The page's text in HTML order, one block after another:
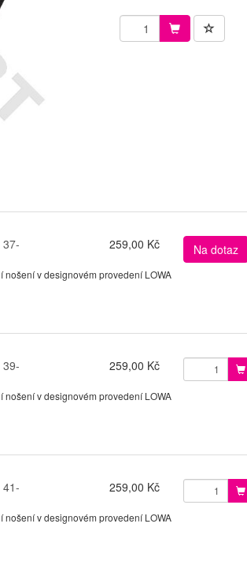
37-
259,00 Kč Na dotaz
v designovém provedení LOWA
39-
259,00 Kč
v designovém provedení LOWA
41-
259,00 Kč
v designovém provedení LOWA